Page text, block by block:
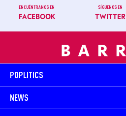
ENCUÉNTRANOS EN
FACEBOOK
SÍGUENOS EN
TWITTER
POPLITICS
NEWS